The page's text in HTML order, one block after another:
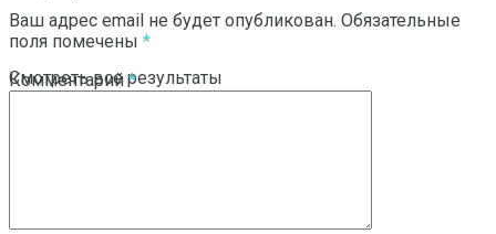
Смотреть все результаты
Ваш адрес email не будет опубликован. Обязательные
поля помечены *
Комментарий*